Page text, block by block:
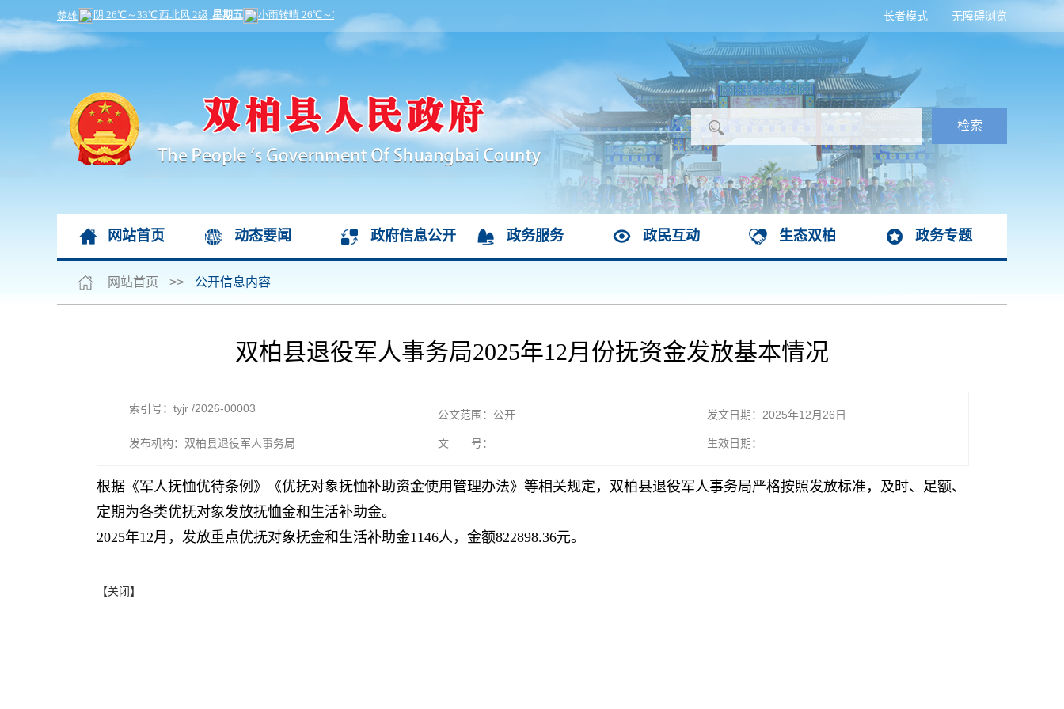
无障碍浏览
长者模式
网站首页 动态要闻 政府信息公开 政务服务 政民互动 生态双柏 政务专题
网站首页 >> 公开信息内容
双柏县退役军人事务局2025年12月份抚资金发放基本情况
索引号：tyjr /2026-00003 公文范围：公开 发文日期：2025年12月26日
发布机构：双柏县退役军人事务局 文 号： 生效日期：
根据《军人抚恤优待条例》《优抚对象抚恤补助资金使用管理办法》等相关规定，双柏县退役军人事务局严格按照发放标准，及时、足额、
定期为各类优抚对象发放抚恤金和生活补助金。
2025年12月，发放重点优抚对象抚金和生活补助金1146人，金额822898.36元。
【关闭】